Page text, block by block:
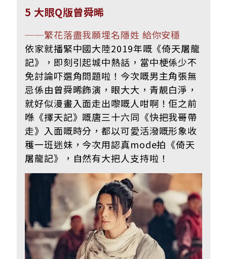
5 大眼Q版曾舜晞
──繁花落盡我願埋名隱姓 給你安穩
依家就播緊中國大陸2019年嘅《倚天屠龍
記》，即刻引起城中熱話，當中梗係少不
免討論吓選角問題啦！今次嘅男主角張無
忌係由曾舜晞飾演，眼大大，青靚白淨，
就好似漫畫入面走出嚟嘅人咁啊！佢之前
喺《擇天記》嘅唐三十六同《快把我哥帶
走》入面嘅時分，都以可愛活潑嘅形象收
穫一班迷妹，今次用認真mode拍《倚天
屠龍記》，自然有大把人支持啦！